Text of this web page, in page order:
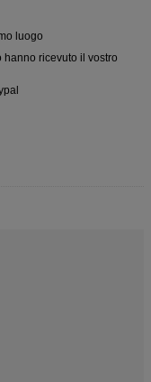
luogo
ricevuto il vostro